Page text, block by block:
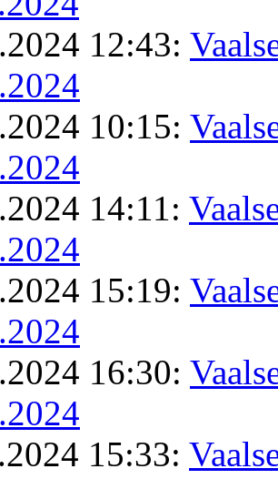
12:43:
10:15:
14:11:
15:19:
16:30:
15:33: